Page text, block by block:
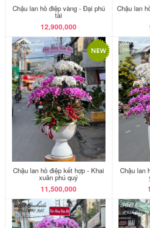
Chậu lan hồ điệp vàng - Đại phú
tài
12,900,000
Chậu lan
Chậu lan hồ điệp kết hợp - Khai
xuân phú quý
11,500,000
Chậu lan